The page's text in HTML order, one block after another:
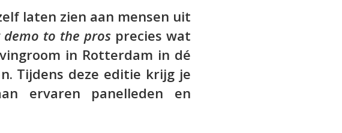
laten zien aan mensen uit
demo to the prosprecies wat
in Rotterdam in dé
Tijdens deze editie krijg je
ervaren panelleden en